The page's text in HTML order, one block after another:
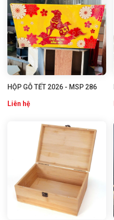
HỘP GỖ TẾT 2026 - MSP 286
Liên hệ